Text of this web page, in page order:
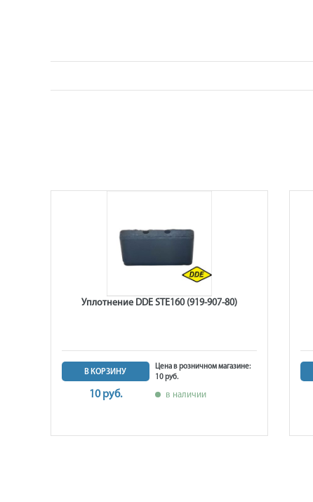
Уплотнение DDE STE160 (919-907-80)
В КОРЗИНУ
10 руб.
Цена в розничном магазине:
10 руб.
в наличии